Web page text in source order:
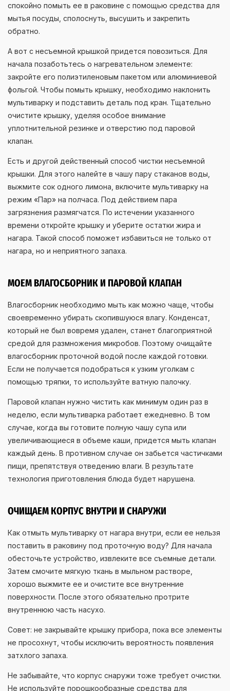
спокойно помыть ее в раковине с помощью средства для
мытья посуды, сполоснуть, высушить и закрепить
обратно.
А вот с несъемной крышкой придется повозиться. Для
начала позаботьтесь о нагревательном элементе:
закройте его полиэтиленовым пакетом или алюминиевой
фольгой. Чтобы помыть крышку, необходимо наклонить
мультиварку и подставить деталь под кран. Тщательно
очистите крышку, уделяя особое внимание
уплотнительной резинке и отверстию под паровой
клапан.
Есть и другой действенный способ чистки несъемной
крышки. Для этого налейте в чашу пару стаканов воды,
выжмите сок одного лимона, включите мультиварку на
режим «Пар» на полчаса. Под действием пара
загрязнения размягчатся. По истечении указанного
времени откройте крышку и уберите остатки жира и
нагара. Такой способ поможет избавиться не только от
нагара, но и неприятного запаха.
МОЕМ ВЛАГОСБОРНИК И ПАРОВОЙ КЛАПАН
Влагосборник необходимо мыть как можно чаще, чтобы
своевременно убирать скопившуюся влагу. Конденсат,
который не был вовремя удален, станет благоприятной
средой для размножения микробов. Поэтому очищайте
влагосборник проточной водой после каждой готовки.
Если не получается подобраться к узким уголкам с
помощью тряпки, то используйте ватную палочку.
Паровой клапан нужно чистить как минимум один раз в
неделю, если мультиварка работает ежедневно. В том
случае, когда вы готовите полную чашу супа или
увеличивающиеся в объеме каши, придется мыть клапан
каждый день. В противном случае он забьется частичками
пищи, препятствуя отведению влаги. В результате
технология приготовления блюда будет нарушена.
ОЧИЩАЕМ КОРПУС ВНУТРИ И СНАРУЖИ
Как отмыть мультиварку от нагара внутри, если ее нельзя
поставить в раковину под проточную воду? Для начала
обесточьте устройство, извлеките все съемные детали.
Затем смочите мягкую ткань в мыльном растворе,
хорошо выжмите ее и очистите все внутренние
поверхности. После этого обязательно протрите
внутреннюю часть насухо.
Совет: не закрывайте крышку прибора, пока все элементы
не просохнут, чтобы исключить вероятность появления
затхлого запаха.
Не забывайте, что корпус снаружи тоже требует очистки.
Не используйте порошкообразные средства для